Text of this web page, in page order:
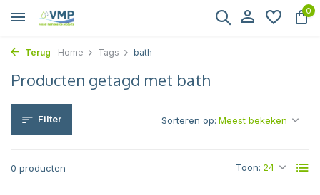
0
Terug Home Tags bath
Producten getagd met bath
Filter
0 producten Toon:
Sorteren op: